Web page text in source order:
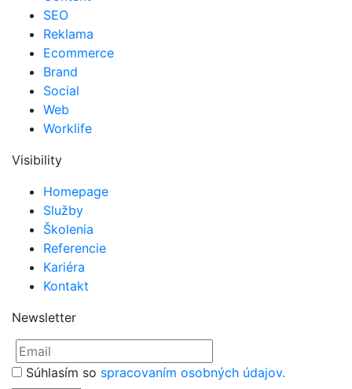
SEO
Reklama
Ecommerce
Brand
Social
Web
Worklife
Visibility
Homepage
Služby
Školenia
Referencie
Kariéra
Kontakt
Newsletter
Súhlasím so spracovaním osobných údajov.